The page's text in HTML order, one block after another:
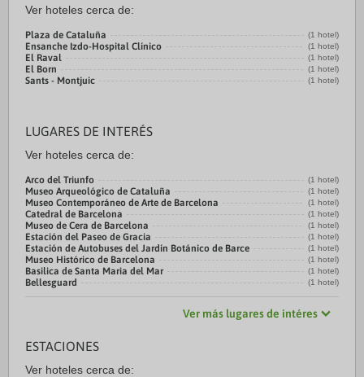
Ver hoteles cerca de:
Plaza de Cataluña (1 hotel)
Ensanche Izdo-Hospital Clínico (1 hotel)
El Raval (1 hotel)
El Born (1 hotel)
Sants - Montjuic (1 hotel)
LUGARES DE INTERÉS
Ver hoteles cerca de:
Arco del Triunfo (1 hotel)
Museo Arqueológico de Cataluña (1 hotel)
Museo Contemporáneo de Arte de Barcelona (1 hotel)
Catedral de Barcelona (1 hotel)
Museo de Cera de Barcelona (1 hotel)
Estación del Paseo de Gracia (1 hotel)
Estación de Autobuses del Jardín Botánico de Barce (1 hotel)
Museo Histórico de Barcelona (1 hotel)
Basilica de Santa Maria del Mar (1 hotel)
Bellesguard (1 hotel)
Ver más lugares de intéres
ESTACIONES
Ver hoteles cerca de: